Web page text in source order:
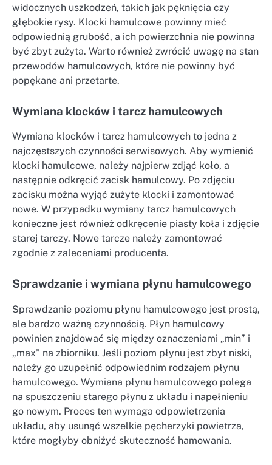
widocznych uszkodzeń, takich jak pęknięcia czy
głębokie rysy. Klocki hamulcowe powinny mieć
odpowiednią grubość, a ich powierzchnia nie powinna
być zbyt zużyta. Warto również zwrócić uwagę na stan
przewodów hamulcowych, które nie powinny być
popękane ani przetarte.
Wymiana klocków i tarcz hamulcowych
Wymiana klocków i tarcz hamulcowych to jedna z
najczęstszych czynności serwisowych. Aby wymienić
klocki hamulcowe, należy najpierw zdjąć koło, a
następnie odkręcić zacisk hamulcowy. Po zdjęciu
zacisku można wyjąć zużyte klocki i zamontować
nowe. W przypadku wymiany tarcz hamulcowych
konieczne jest również odkręcenie piasty koła i zdjęcie
starej tarczy. Nowe tarcze należy zamontować
zgodnie z zaleceniami producenta.
Sprawdzanie i wymiana płynu hamulcowego
Sprawdzanie poziomu płynu hamulcowego jest prostą,
ale bardzo ważną czynnością. Płyn hamulcowy
powinien znajdować się między oznaczeniami „min” i
„max” na zbiorniku. Jeśli poziom płynu jest zbyt niski,
należy go uzupełnić odpowiednim rodzajem płynu
hamulcowego. Wymiana płynu hamulcowego polega
na spuszczeniu starego płynu z układu i napełnieniu
go nowym. Proces ten wymaga odpowietrzenia
układu, aby usunąć wszelkie pęcherzyki powietrza,
które mogłyby obniżyć skuteczność hamowania.